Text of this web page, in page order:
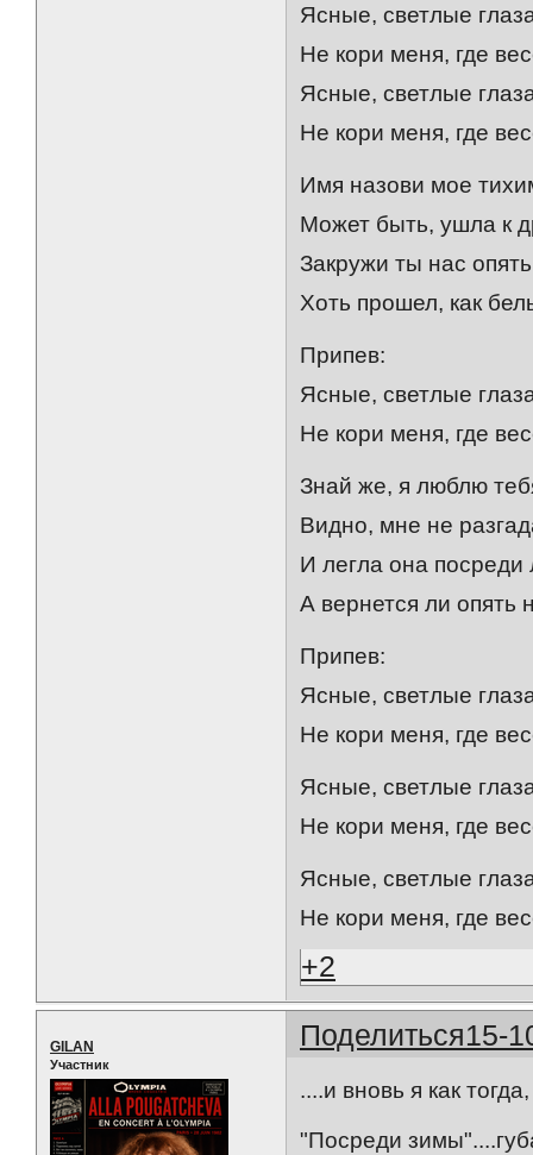
Ясные, светлые
Не кори меня, где
Ясные, светлые
Не кори меня, где
Имя назови мое
Может быть, ушла к
Закружи ты нас
Хоть прошел, как
Припев:
Ясные, светлые
Не кори меня, где
Знай же, я люблю
Видно, мне не
И легла она посреди
А вернется ли опять
Припев:
Ясные, светлые
Не кори меня, где
Ясные, светлые
Не кори меня, где
Ясные, светлые
Не кори меня, где
+2
Поделиться15-
GILAN
Участник
....и вновь я как
"Посреди